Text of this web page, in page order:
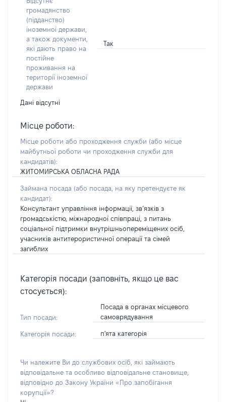
громадянство
(підданство)
іноземної держави,
а також документи,
які дають право на
постійне
проживання на
території іноземної
держави
Так
Дані відсутні
Місце роботи:
Місце роботи або проходження служби (або місце
майбутньої роботи чи проходження служби для
кандидатів):
ЖИТОМИРСЬКА ОБЛАСНА РАДА
Займана посада (або посада, на яку претендуєте як
кандидат):
Консультант управління інформації, зв’язків з
громадськістю, міжнародної співпраці, з питань
соціальної підтримки внутрішньопереміщених осіб,
учасників антитерористичної операції та сімей
загиблих
Категорія посади (заповніть, якщо це вас
стосується):
Тип посади:
Посада в органах місцевого
самоврядування
Категорія посади: п'ята категорія
Чи належите Ви до службових осіб, які займають
відповідальне та особливо відповідальне становище,
відповідно до Закону України «Про запобігання
корупції»?